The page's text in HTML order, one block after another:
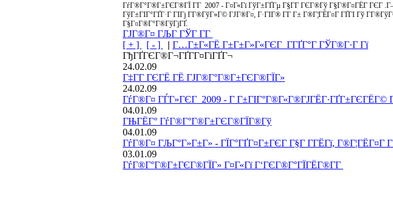
ГѓГ®Г°Г®Г±ГЄГ®ГЇ Г­Г 2007 - Г¤Г«Гї ГўГ±ГҐГµ Г§Г­Г ГЄГ®Гў Г§Г®Г¤ГЁГ
ГўГ±ГІГ°ГҐГ·Г ГІГј Г­Г®ГўГ»Г© ГЈГ®Г¤, Г·ГІГ® Г­Г Г± Г®Г¦ГЁГ¤Г ГҐГІ Гў
Г§Г¤Г®Г°Г®ГўГјГҐ.
ГЈГ®Г¤ ГЉГ ГЎГ Г­Г
[ + ]
[ - ] | Г…Г±Г«ГЁ Г±Г±Г»Г«ГЄГ Г­ГҐГ°Г ГЎГ®Г·Г Гї
ГђГҐГЄГ®Г¬ГҐГ­Г¤ГіГҐГ¬
24.02.09
Г‡Г­Г ГЄГЁ ГЁ ГЈГ®Г°Г®Г±ГЄГ®ГЇГ»
24.02.09
ГѓГ®Г¤ ГЃГ»ГЄГ 2009 - Г Г±ГІГ°Г®Г«Г®ГЈГЁГ·ГҐГ±ГЄГЁГ©
04.01.09
ГЊГЁГ° ГѓГ®Г°Г®Г±ГЄГ®ГЇГ®Гў
04.01.09
ГѓГ®Г¤ ГЉГ°Г»Г±Г» - ГЇГ°ГҐГ¤Г±ГЄГ Г§Г Г­ГЁГї,
03.01.09
ГѓГ®Г°Г®Г±ГЄГ®ГЇГ» Г¤Г«Гї Г‘ГЄГ®Г°ГЇГЁГ®Г­Г